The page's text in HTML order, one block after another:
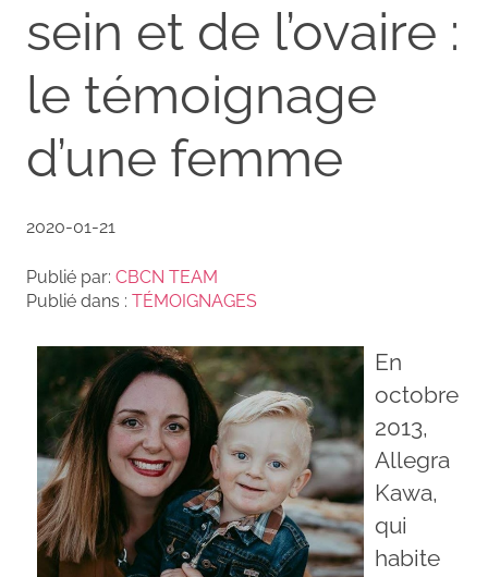
sein et de l’ovaire :
le témoignage
d’une femme
2020-01-21
Publié par: CBCN TEAM
Publié dans : TÉMOIGNAGES
En
octobre
2013,
Allegra
Kawa,
qui
habite